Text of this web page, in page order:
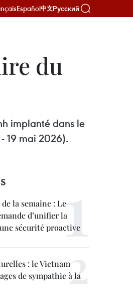
Español中文Русский
du
implanté dans le
19 mai 2026).
la semaine : Le
d’unifier la
sécurité proactive
: le Vietnam
de sympathie à la